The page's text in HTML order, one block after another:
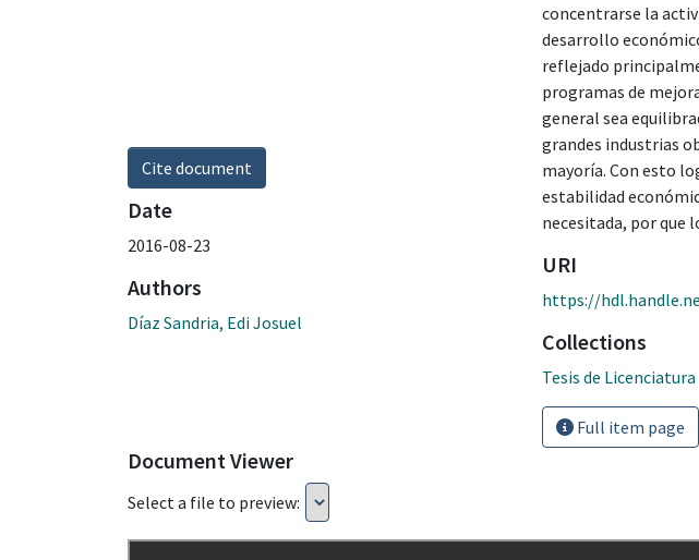
Cite document
Date
2016-08-23
Authors
Díaz Sandria, Edi Josuel
concentrarse la
desarrollo
reflejado
programas de
general sea
grandes industrias
mayoría. Con esto
estabilidad
necesitada, por que
URI
https://
Collections
Tesis de Licenciatura
Full item page
Document Viewer
Select a file to preview: